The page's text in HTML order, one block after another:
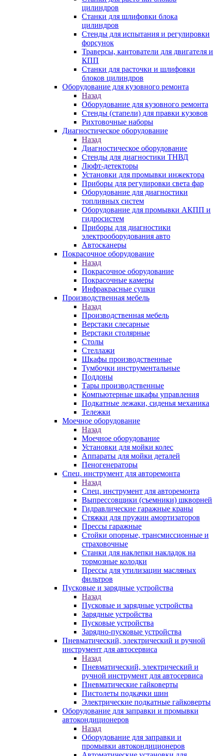
цилиндров
Станки для шлифовки блока
цилиндров
Стенды для испытания и регулировки
форсунок
Траверсы, кантователи для двигателя и
КПП
Станки для расточки и шлифовки
блоков цилиндров
Оборудование для кузовного ремонта
Назад
Оборудование для кузовного ремонта
Стенды (стапели) для правки кузовов
Рихтовочные наборы
Диагностическое оборудование
Назад
Диагностическое оборудование
Стенды для диагностики ТНВД
Люфт-детекторы
Установки для промывки инжектора
Приборы для регулировки света фар
Оборудование для диагностики
топливных систем
Оборудование для промывки АКПП и
гидросистем
Приборы для диагностики
электрооборудования авто
Автосканеры
Покрасочное оборудование
Назад
Покрасочное оборудование
Покрасочные камеры
Инфракрасные сушки
Производственная мебель
Назад
Производственная мебель
Верстаки слесарные
Верстаки столярные
Столы
Стеллажи
Шкафы производственные
Тумбочки инструментальные
Поддоны
Тары производственные
Компьютерные шкафы управления
Подкатные лежаки, сиденья механика
Тележки
Моечное оборудование
Назад
Моечное оборудование
Установки для мойки колес
Аппараты для мойки деталей
Пеногенераторы
Спец. инструмент для авторемонта
Назад
Спец. инструмент для авторемонта
Выпрессовщики (съемники) шкворней
Гидравлические гаражные краны
Стяжки для пружин амортизаторов
Прессы гаражные
Стойки опорные, трансмиссионные и
страховочные
Станки для наклепки накладок на
тормозные колодки
Прессы для утилизации масляных
фильтров
Пусковые и зарядные устройства
Назад
Пусковые и зарядные устройства
Зарядные устройства
Пусковые устройства
Зарядно-пусковые устройства
Пневматический, электрический и ручной
инструмент для автосервиса
Назад
Пневматический, электрический и
ручной инструмент для автосервиса
Пневматические гайковерты
Пистолеты подкачки шин
Электрические подкатные гайковерты
Оборудование для заправки и промывки
автокондиционеров
Назад
Оборудование для заправки и
промывки автокондиционеров